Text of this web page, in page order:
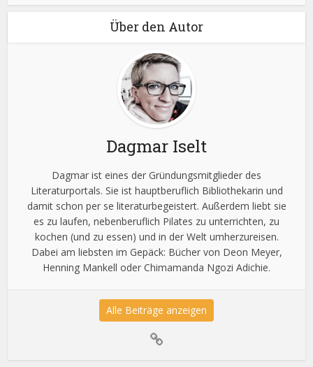
Über den Autor
Dagmar Iselt
Dagmar ist eines der Gründungsmitglieder des
Literaturportals. Sie ist hauptberuflich Bibliothekarin und
damit schon per se literaturbegeistert. Außerdem liebt sie
es zu laufen, nebenberuflich Pilates zu unterrichten, zu
kochen (und zu essen) und in der Welt umherzureisen.
Dabei am liebsten im Gepäck: Bücher von Deon Meyer,
Henning Mankell oder Chimamanda Ngozi Adichie.
Alle Beiträge anzeigen